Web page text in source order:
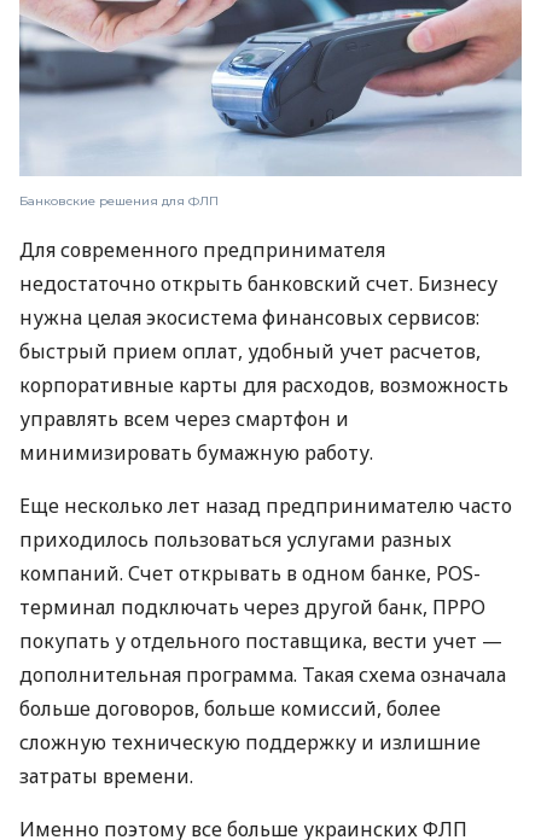
Банковские решения для ФЛП
Для современного предпринимателя
недостаточно открыть банковский счет. Бизнесу
нужна целая экосистема финансовых сервисов:
быстрый прием оплат, удобный учет расчетов,
корпоративные карты для расходов, возможность
управлять всем через смартфон и
минимизировать бумажную работу.
Еще несколько лет назад предпринимателю часто
приходилось пользоваться услугами разных
компаний. Счет открывать в одном банке, POS-
терминал подключать через другой банк, ПРРО
покупать у отдельного поставщика, вести учет —
дополнительная программа. Такая схема означала
больше договоров, больше комиссий, более
сложную техническую поддержку и излишние
затраты времени.
Именно поэтому все больше украинских ФЛП